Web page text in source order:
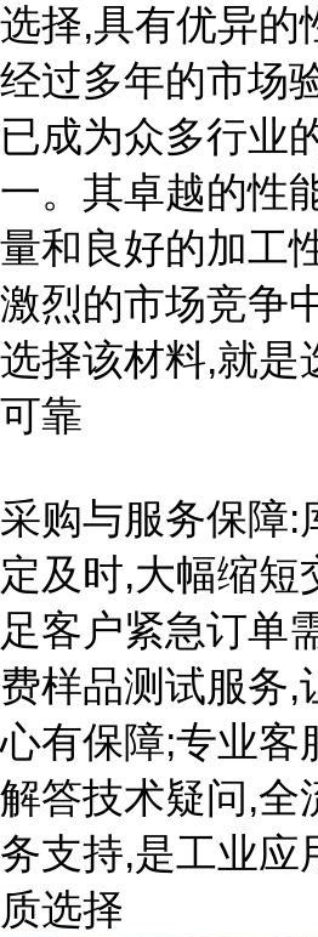
选择,具有优异的
经过多年的市场
已成为众多行业
一。其卓越的性
量和良好的加工
激烈的市场竞争
选择该材料,就是
可靠
采购与服务保障:
定及时,大幅缩短
足客户紧急订单
费样品测试服务,
心有保障;专业客
解答技术疑问,全
务支持,是工业应
质选择